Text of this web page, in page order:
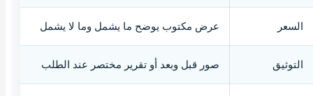
السعر عرض مكتوب يوضح ما يشمل وما لا يشمل
التوثيق صور قبل وبعد أو تقرير مختصر عند الطلب